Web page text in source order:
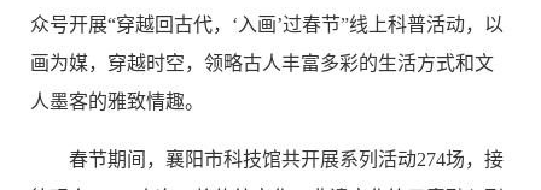
众号开展“穿越回古代，‘入画’过春节”线上科普活动，以
画为媒，穿越时空，领略古人丰富多彩的生活方式和文
人墨客的雅致情趣。
春节期间，襄阳市科技馆共开展系列活动274场，接